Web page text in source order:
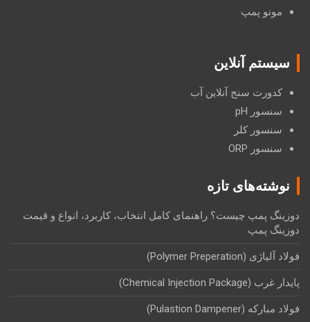
مونو پمپ
سیستم آنلاین
کدورت سنج آنلاین آب
سنسور pH
سنسور کلر
سنسور ORP
نوشته‌های تازه
دوزینگ پمپ چیست؟ راهنمای کامل انتخاب، کاربرد، انواع و قیمت
دوزینگ پمپ
فولاد آلیاژی (Polymer Preperation)
پایدار غرب (Chemical Injection Package)
فولاد مبارکه (Pulastion Dampener)